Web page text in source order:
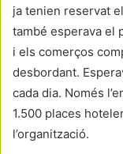
ja tenien reservat
també esperava el
i els comerços
desbordant.
cada dia. Només
1.500 places
l’organització.